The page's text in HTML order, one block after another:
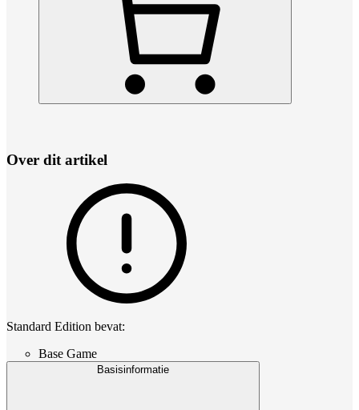
Over dit artikel
Standard Edition bevat:
Base Game
Basisinformatie